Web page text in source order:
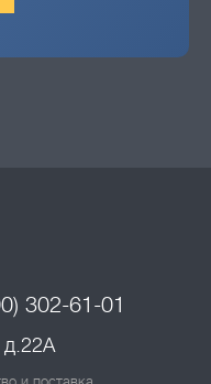
302-61-01
д.22А